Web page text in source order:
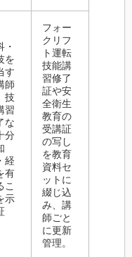
・
を
す
師
技
習
な
分
経
有
こ
示
フォー
クリフ
ト運転
技能講
習修了
証や安
全衛生
教育の
受講証
の写し
を教育
資料セ
ットに
綴じ込
み、講
師ごと
に更新
管理。